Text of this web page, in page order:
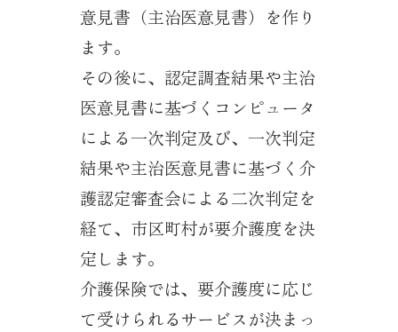
意見書（主治医意見書）を作り
ます。
その後に、認定調査結果や主治
医意見書に基づくコンピュータ
による一次判定及び、一次判定
結果や主治医意見書に基づく介
護認定審査会による二次判定を
経て、市区町村が要介護度を決
定します。
介護保険では、要介護度に応じ
て受けられるサービスが決まっ